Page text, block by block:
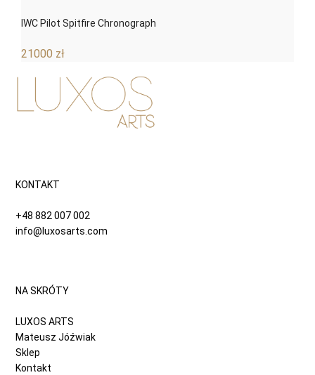
IWC Pilot Spitfire Chronograph
21000 zł
KONTAKT
+48 882 007 002
info@luxosarts.com
NA SKRÓTY
LUXOS ARTS
Mateusz Jóźwiak
Sklep
Kontakt